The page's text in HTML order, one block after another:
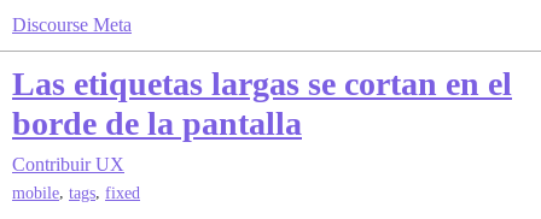
Discourse Meta
Las etiquetas largas se cortan en el
borde de la pantalla
Contribuir UX
mobile, tags, fixed